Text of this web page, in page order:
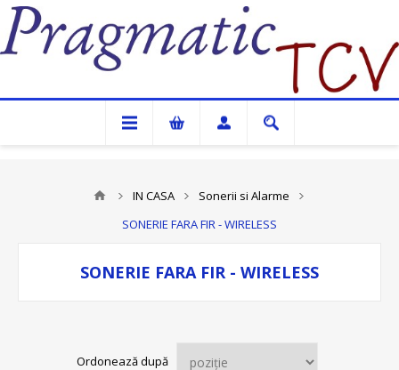
Pragmatic TCV
IN CASA
Sonerii si Alarme
SONERIE FARA FIR - WIRELESS
SONERIE FARA FIR - WIRELESS
Ordonează după